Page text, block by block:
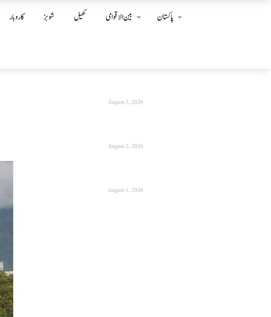
کاروبار شوبز کھیل بین الا قوامی پاکستان
August 3, 2026
August 2, 2026
August 1, 2026